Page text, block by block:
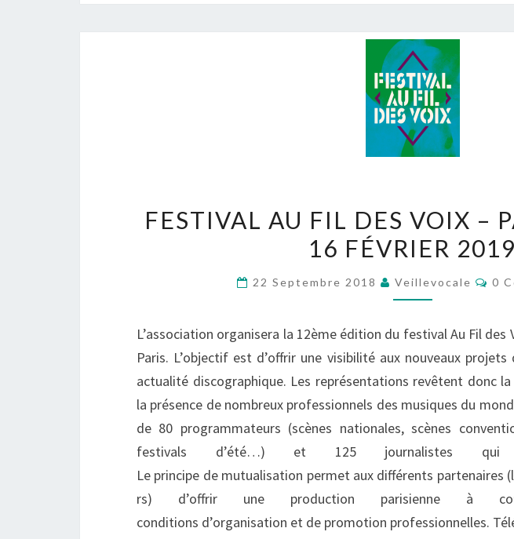
AU
FIL
VOIX
PARIS,
DU
4
AU
16
FÉVRIER
2019
FESTIVAL AU FIL DES VOIX –
16 FÉVRIER 2019
22 Septembre 2018 Veillevocale 0
L’association organisera la 12ème édition du festival Au Fil des
Paris. L’objectif est d’offrir une visibilité aux nouveaux
actualité discographique. Les représentations revêtent donc
la présence de nombreux professionnels des musiques du
de 80 programmateurs (scènes nationales, scènes
festivals d’été…) et 125 journalistes
Le principe de mutualisation permet aux différents partenaires
rs) d’offrir une production parisienne à
conditions d’organisation et de promotion professionnelles.